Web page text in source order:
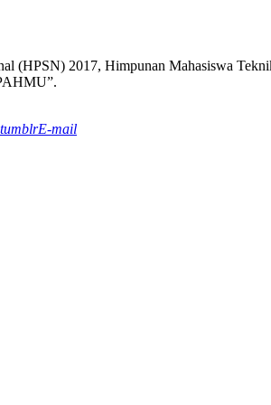
(HPSN) 2017, Himpunan Mahasiswa
E-mail